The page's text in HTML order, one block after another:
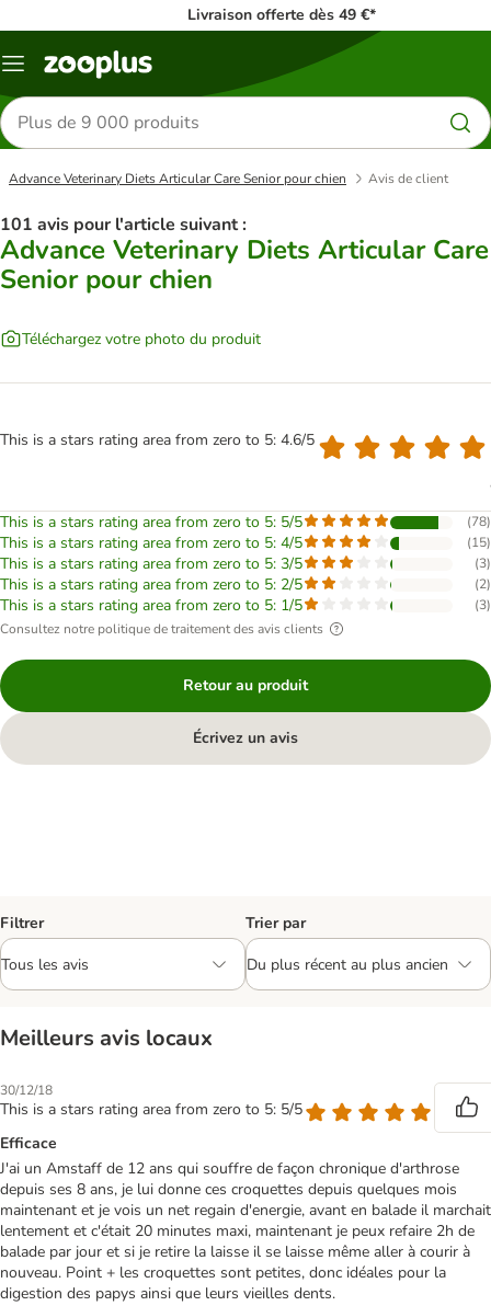
Livraison offerte dès 49 €*
Menu
Rechercher
des
produits
Advance Veterinary Diets Articular Care Senior pour chien Avis de client
101 avis pour l'article suivant :
Advance Veterinary Diets Articular Care
Senior pour chien
Téléchargez votre photo du produit
This is a stars rating area from zero to 5: 4.6/5
This is a stars rating area from zero to 5: 5/5 (78)
This is a stars rating area from zero to 5: 4/5 (15)
This is a stars rating area from zero to 5: 3/5 (3)
This is a stars rating area from zero to 5: 2/5 (2)
This is a stars rating area from zero to 5: 1/5 (3)
Consultez notre politique de traitement des avis clients
Retour au produit
Écrivez un avis
Filtrer Trier par
Meilleurs avis locaux
30/12/18
This is a stars rating area from zero to 5: 5/5
Efficace
J'ai un Amstaff de 12 ans qui souffre de façon chronique d'arthrose
depuis ses 8 ans, je lui donne ces croquettes depuis quelques mois
maintenant et je vois un net regain d'energie, avant en balade il marchait
lentement et c'était 20 minutes maxi, maintenant je peux refaire 2h de
balade par jour et si je retire la laisse il se laisse même aller à courir à
nouveau. Point + les croquettes sont petites, donc idéales pour la
digestion des papys ainsi que leurs vieilles dents.